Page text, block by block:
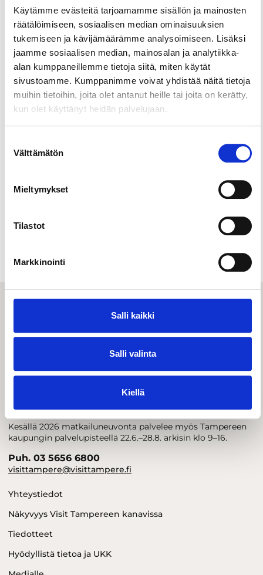
Käytämme evästeitä tarjoamamme sisällön ja mainosten
räätälöimiseen, sosiaalisen median ominaisuuksien
tukemiseen ja kävijämäärämme analysoimiseen. Lisäksi
jaamme sosiaalisen median, mainosalan ja analytiikka-
alan kumppaneillemme tietoja siitä, miten käytät
sivustoamme. Kumppanimme voivat yhdistää näitä tietoja
muihin tietoihin, joita olet antanut heille tai joita on kerätty,
kun olet käyttänyt heidän palvelujaan.
valinta
Välttämätön
Mieltymykset
Tilastot
Markkinointi
Salli kaikki
Salli valinta
Kiellä
Tammelan stadionilla on tunnelmaa! Siellä
mittelevät kotiottelunsa muun muassa
Veikkausliigassa pelaava Ilveksen miesten
jalkapallojoukkue sekä Naisten liigassa pelaava
Ilveksen naisten joukkue.
Uuden jalkapallostadionin yhteydessä on myös
Matkailuneuvonta palvelee puhelimitse ja sähköpostitse
ma–pe klo 10–15.
Kesällä 2026 matkailuneuvonta palvelee myös Tampereen
kaupungin palvelupisteellä 22.6.–28.8. arkisin klo 9–16.
Puh. 03 5656 6800
visittampere@visittampere.fi
Yhteystiedot
Näkyvyys Visit Tampereen kanavissa
Tiedotteet
Hyödyllistä tietoa ja UKK